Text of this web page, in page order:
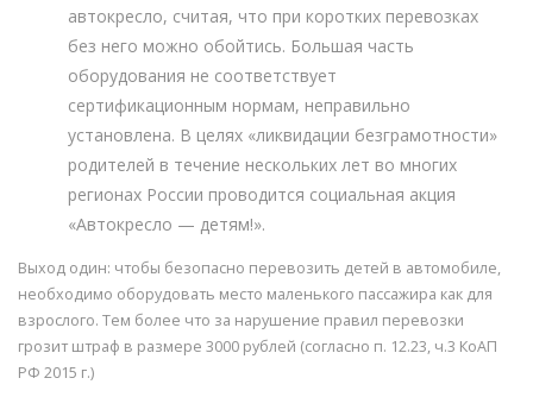
автокресло, считая, что при коротких перевозках
без него можно обойтись. Большая часть
оборудования не соответствует
сертификационным нормам, неправильно
установлена. В целях «ликвидации безграмотности»
родителей в течение нескольких лет во многих
регионах России проводится социальная акция
«Автокресло — детям!».
Выход один: чтобы безопасно перевозить детей в автомобиле,
необходимо оборудовать место маленького пассажира как для
взрослого. Тем более что за нарушение правил перевозки
грозит штраф в размере 3000 рублей (согласно п. 12.23, ч.3 КоАП
РФ 2015 г.)